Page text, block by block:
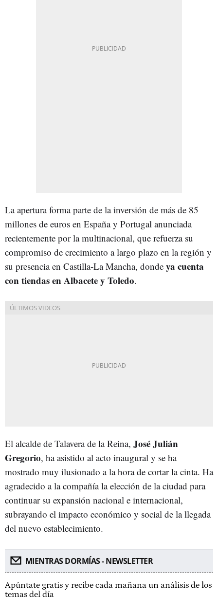
La apertura forma parte de la inversión de más de 85
millones de euros en España y Portugal anunciada
recientemente por la multinacional, que refuerza su
compromiso de crecimiento a largo plazo en la región y
su presencia en Castilla-La Mancha, donde ya cuenta
con tiendas en Albacete y Toledo.
El alcalde de Talavera de la Reina, José Julián
Gregorio, ha asistido al acto inaugural y se ha
mostrado muy ilusionado a la hora de cortar la cinta. Ha
agradecido a la compañía la elección de la ciudad para
continuar su expansión nacional e internacional,
subrayando el impacto económico y social de la llegada
del nuevo establecimiento.
MIENTRAS DORMÍAS - NEWSLETTER
Apúntate gratis y recibe cada mañana un análisis de los
temas del día